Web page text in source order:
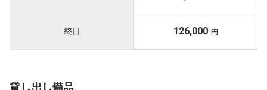
終日 126,000 円
貸し出し備品